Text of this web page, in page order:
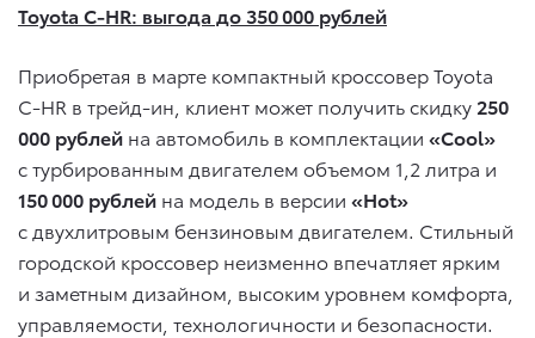
Toyota C-HR: выгода до 350 000 рублей
Приобретая в марте компактный кроссовер Toyota
C-HR в трейд-ин, клиент может получить скидку 250
000 рублей на автомобиль в комплектации «Cool»
с турбированным двигателем объемом 1,2 литра и
150 000 рублей на модель в версии «Hot»
с двухлитровым бензиновым двигателем. Стильный
городской кроссовер неизменно впечатляет ярким
и заметным дизайном, высоким уровнем комфорта,
управляемости, технологичности и безопасности.